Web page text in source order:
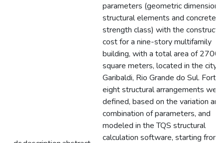
parameters (geometric
structural elements and concrete
strength class) with the
cost for a nine-story multifamily
building, with a total area of 2700
square meters, located in the city
Garibaldi, Rio Grande do Sul. Forty-
eight structural arrangements
defined, based on the variation and
combination of parameters, and
modeled in the TQS structural
calculation software, starting from